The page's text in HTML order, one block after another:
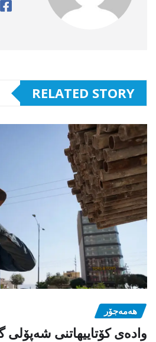
RELATED STORY
هەمەجۆر
وادەی کۆتاییهاتنی شەپۆلی